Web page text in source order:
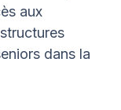
aux
dans la